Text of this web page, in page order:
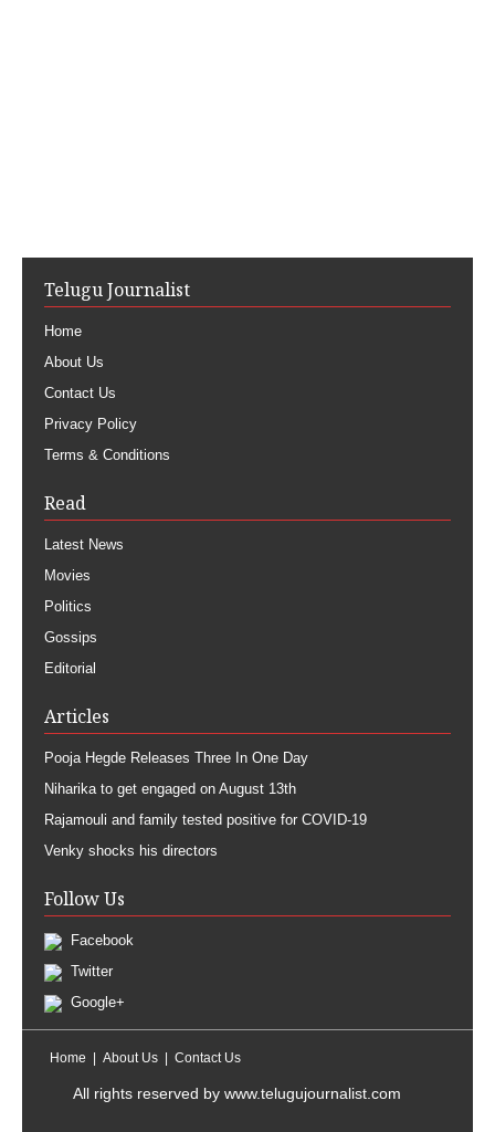
Telugu Journalist
Home
About Us
Contact Us
Privacy Policy
Terms & Conditions
Read
Latest News
Movies
Politics
Gossips
Editorial
Articles
Pooja Hegde Releases Three In One Day
Niharika to get engaged on August 13th
Rajamouli and family tested positive for COVID-19
Venky shocks his directors
Follow Us
Facebook
Twitter
Google+
Home About Us Contact Us
All rights reserved by www.telugujournalist.com